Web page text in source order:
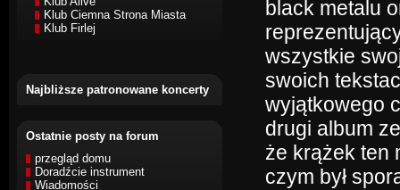
Klub Ciemna Strona Miasta
Klub Firlej
Najbliższe patronowane koncerty
Ostatnie posty na forum
przegląd domu
Doradźcie instrument
Wiadomości
black metalu
wszystkie
swoich
wyjątkowego
drugi album
że krążek ten
czym był